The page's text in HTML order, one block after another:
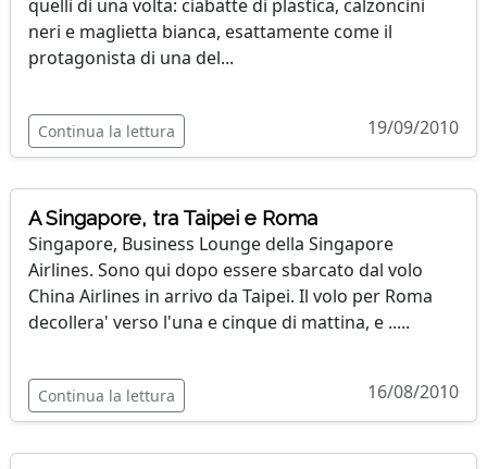
quelli di una volta: ciabatte di plastica, calzoncini
neri e maglietta bianca, esattamente come il
protagonista di una del...
Continua la lettura 19/09/2010
A Singapore, tra Taipei e Roma
Singapore, Business Lounge della Singapore
Airlines. Sono qui dopo essere sbarcato dal volo
China Airlines in arrivo da Taipei. Il volo per Roma
decollera' verso l'una e cinque di mattina, e .....
Continua la lettura 16/08/2010